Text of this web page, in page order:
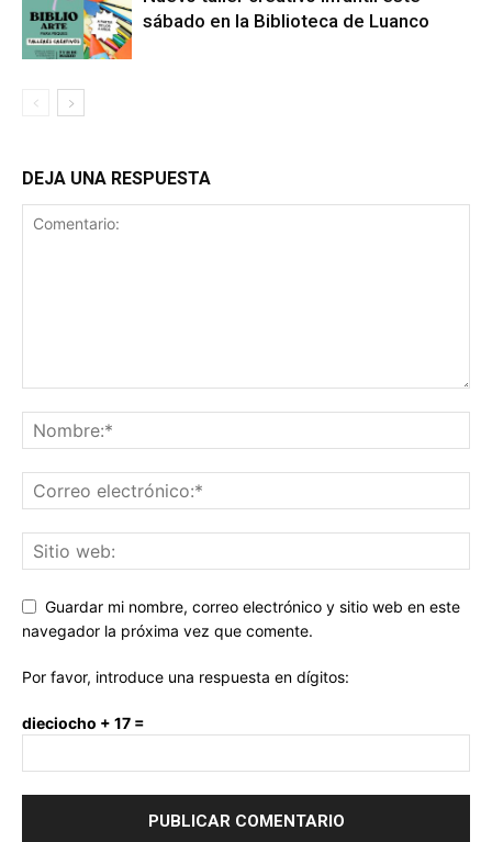
sábado en la Biblioteca de Luanco
DEJA UNA RESPUESTA
Guardar mi nombre, correo electrónico y sitio web en este
navegador la próxima vez que comente.
Por favor, introduce una respuesta en dígitos:
dieciocho + 17 =